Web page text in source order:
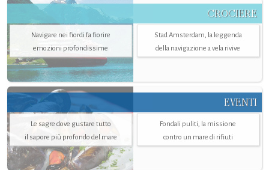
CROCIERE
Navigare nei fiordi fa fiorire
emozioni profondissime
Stad Amsterdam, la leggenda
della navigazione a vela rivive
EVENTI
Le sagre dove gustare tutto
il sapore più profondo del mare
Fondali puliti, la missione
contro un mare di rifiuti